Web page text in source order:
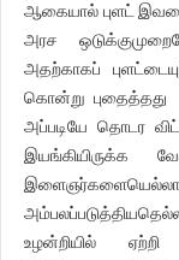
ஆகையால் புளட்
அரச
அதற்காகப்
கொன்று புதைத்தது
அப்படியே தொடர
இயங்கியிருக்க
உழன்றியில்